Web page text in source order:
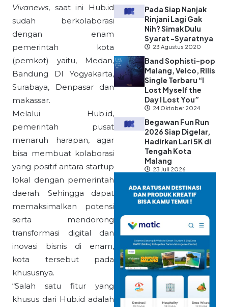
Vivanews, saat ini Hub.id
sudah berkolaborasi
dengan enam
pemerintah kota
(pemkot) yaitu, Medan,
Bandung DI Yogyakarta,
Surabaya, Denpasar dan
makassar.
Melalui Hub.id,
pemerintah pusat
menaruh harapan, agar
bisa membuat kolaborasi
yang positif antara startup
lokal dengan pemerintah
daerah. Sehingga dapat
memaksimalkan potensi
serta mendorong
transformasi digital dan
inovasi bisnis di enam,
kota tersebut pada
khususnya.
“Salah satu fitur yang
khusus dari Hub.id adalah
Pada Siap Nanjak
Rinjani Lagi Gak
Nih? Simak Dulu
Syarat -Syaratnya
23 Agustus 2020
Band Sophisti-pop
Malang, Velco, Rilis
Single Terbaru “I
Lost Myself the
Day I Lost You”
24 Oktober 2024
Begawan Fun Run
2026 Siap Digelar,
Hadirkan Lari 5K di
Tengah Kota
Malang
23 Juli 2026